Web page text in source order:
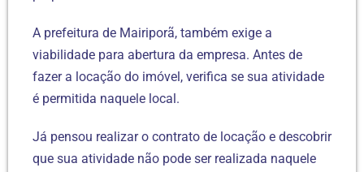
A prefeitura de Mairiporã, também exige a
viabilidade para abertura da empresa. Antes de
fazer a locação do imóvel, verifica se sua atividade
é permitida naquele local.
Já pensou realizar o contrato de locação e descobrir
que sua atividade não pode ser realizada naquele